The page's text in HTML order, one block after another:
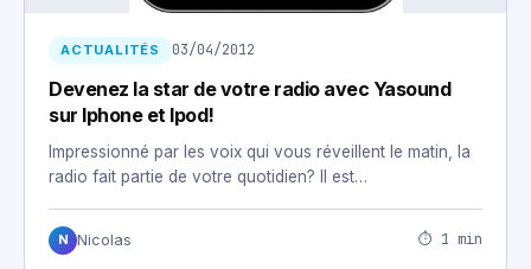
ACTUALITÉS 03/04/2012
Devenez la star de votre radio avec Yasound
sur Iphone et Ipod!
Impressionné par les voix qui vous réveillent le matin, la
radio fait partie de votre quotidien? Il est…
N Nicolas ⏱ 1 min